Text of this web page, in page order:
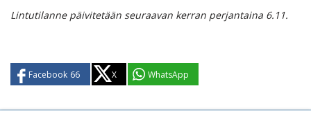
Lintutilanne päivitetään seuraavan kerran perjantaina 6.11.
Facebook 66 X WhatsApp